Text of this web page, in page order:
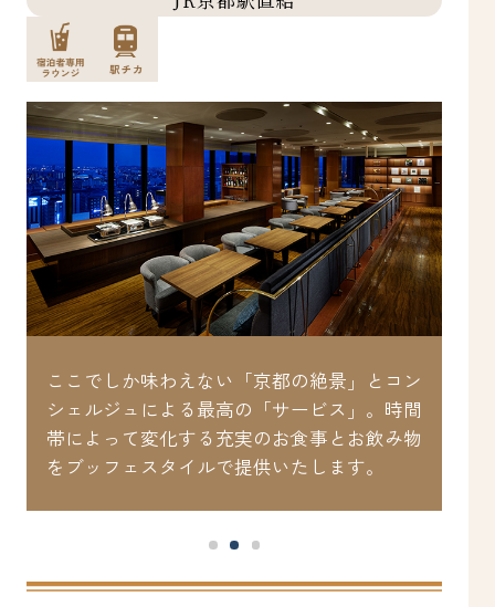
ここでしか味わえない「京都の絶景」とコン
シェルジュによる最高の「サービス」。時間
帯によって変化する充実のお食事とお飲み物
をブッフェスタイルで提供いたします。